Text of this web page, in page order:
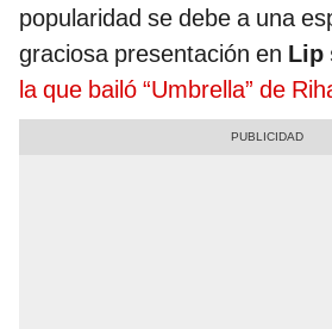
popularidad se debe a una
graciosa presentación en Lip
la que bailó “Umbrella” de